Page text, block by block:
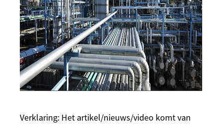
Verklaring: Het artikel/nieuws/video komt van